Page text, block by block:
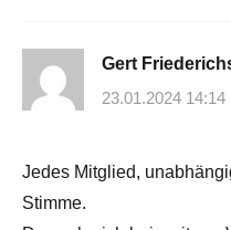
Gert
23.01.2024 14:14
Jedes Mitglied,
Stimme.